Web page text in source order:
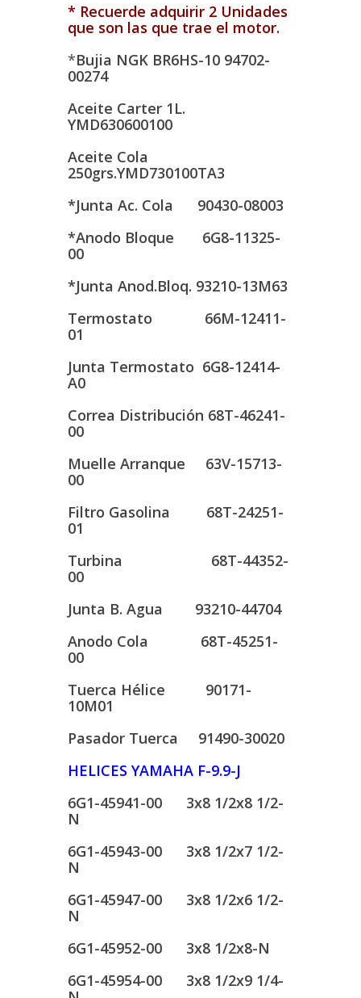
* Recuerde adquirir 2 Unidades
que son las que trae el motor.
*Bujia NGK BR6HS-10 94702-
00274
Aceite Carter 1L.
YMD630600100
Aceite Cola
250grs.YMD730100TA3
*Junta Ac. Cola 90430-08003
*Anodo Bloque 6G8-11325-
00
*Junta Anod.Bloq. 93210-13M63
Termostato 66M-12411-
01
Junta Termostato 6G8-12414-
A0
Correa Distribución 68T-46241-
00
Muelle Arranque 63V-15713-
00
Filtro Gasolina 68T-24251-
01
Turbina 68T-44352-
00
Junta B. Agua 93210-44704
Anodo Cola 68T-45251-
00
Tuerca Hélice 90171-
10M01
Pasador Tuerca 91490-30020
HELICES YAMAHA F-9.9-J
6G1-45941-00 3x8 1/2x8 1/2-
N
6G1-45943-00 3x8 1/2x7 1/2-
N
6G1-45947-00 3x8 1/2x6 1/2-
N
6G1-45952-00 3x8 1/2x8-N
6G1-45954-00 3x8 1/2x9 1/4-